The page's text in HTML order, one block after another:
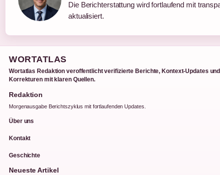
Die Berichterstattung wird fortlaufend mit
aktualisiert.
WORTATLAS
Wortatlas Redaktion veroffentlicht verifizierte Berichte, Kontext-Updates und
Korrekturen mit klaren Quellen.
Redaktion
Morgenausgabe Berichtszyklus mit fortlaufenden Updates.
Über uns
Kontakt
Geschichte
Neueste Artikel